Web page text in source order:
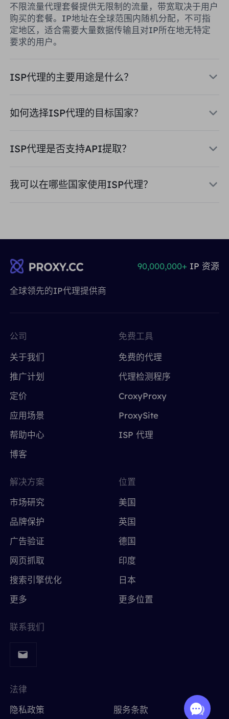
不限流量代理套餐提供无限制的流量，带宽取决于用户
购买的套餐。IP地址在全球范围内随机分配，不可指
定地区，适合需要大量数据传输且对IP所在地无特定
要求的用户。
ISP代理的主要用途是什么？
如何选择ISP代理的目标国家？
ISP代理是否支持API提取？
我可以在哪些国家使用ISP代理？
全球领先的IP代理提供商
90,000,000+ IP 资源
公司
关于我们
推广计划
定价
应用场景
帮助中心
博客
免费工具
免费的代理
代理检测程序
CroxyProxy
ProxySite
ISP 代理
解决方案
市场研究
品牌保护
广告验证
网页抓取
搜索引擎优化
更多
位置
美国
英国
德国
印度
日本
更多位置
联系我们
法律
隐私政策
服务条款